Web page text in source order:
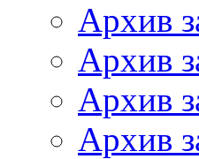
Архив
Архив
Архив
Архив